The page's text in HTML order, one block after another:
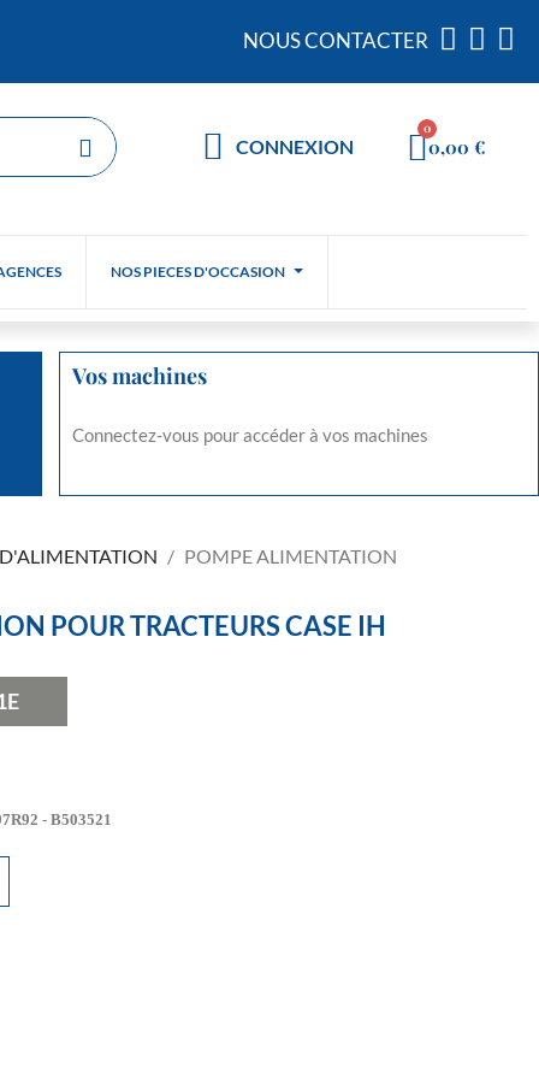
NOUS CONTACTER
CONNEXION 0,00 €
NOS PIECES D'OCCASION
Vos machines
Connectez-vous pour accéder à vos machines
POMPE ALIMENTATION
POUR TRACTEURS CASE IH
- B503521